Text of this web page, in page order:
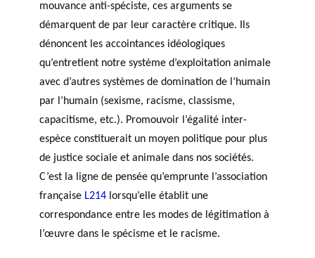
mouvance anti-spéciste, ces arguments se
démarquent de par leur caractère critique. Ils
dénoncent les accointances idéologiques
qu’entretient notre système d’exploitation animale
avec d’autres systèmes de domination de l’humain
par l’humain (sexisme, racisme, classisme,
capacitisme, etc.). Promouvoir l’égalité inter-
espèce constituerait un moyen politique pour plus
de justice sociale et animale dans nos sociétés.
C’est la ligne de pensée qu’emprunte l’association
française L214 lorsqu’elle établit une
correspondance entre les modes de légitimation à
l’œuvre dans le spécisme et le racisme.